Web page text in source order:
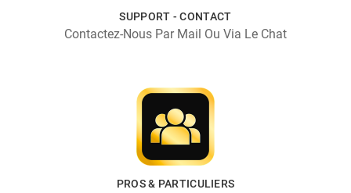
SUPPORT - CONTACT
Contactez-Nous Par Mail Ou Via Le Chat
PROS & PARTICULIERS